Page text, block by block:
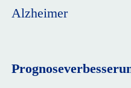
Alzheimer